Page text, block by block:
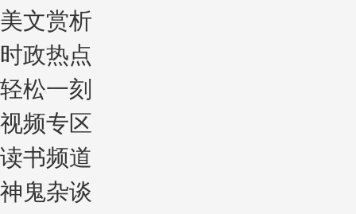
美文赏析
时政热点
轻松一刻
视频专区
读书频道
神鬼杂谈